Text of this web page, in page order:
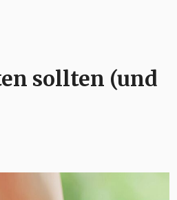
sollten (und